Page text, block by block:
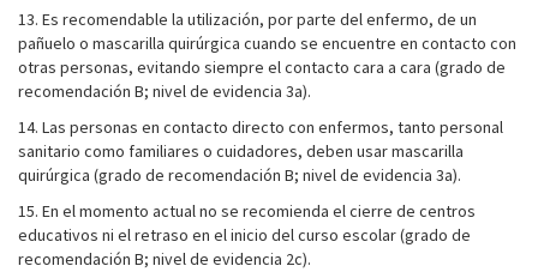
13. Es recomendable la utilización, por parte del enfermo, de un
pañuelo o mascarilla quirúrgica cuando se encuentre en contacto con
otras personas, evitando siempre el contacto cara a cara (grado de
recomendación B; nivel de evidencia 3a).
14. Las personas en contacto directo con enfermos, tanto personal
sanitario como familiares o cuidadores, deben usar mascarilla
quirúrgica (grado de recomendación B; nivel de evidencia 3a).
15. En el momento actual no se recomienda el cierre de centros
educativos ni el retraso en el inicio del curso escolar (grado de
recomendación B; nivel de evidencia 2c).